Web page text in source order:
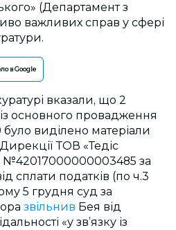
(Департамент з
важливих справ у сфері
в Google
вказали, що 2
основного провадження
виділено матеріали
ТОВ «Тедіс
№42017000000003485 за
сплати податків (по ч.3
5 грудня суд за
звільнив Бея від
«у зв’язку із